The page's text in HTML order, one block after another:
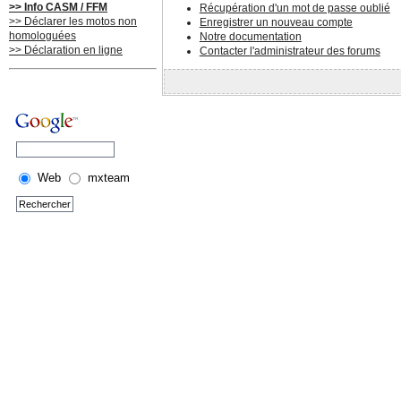
>> Info CASM / FFM
>> Déclarer les motos non
homologuées
>> Déclaration en ligne
Web mxteam
Récupération d'un mot de passe oublié
Enregistrer un nouveau compte
Notre documentation
Contacter l'administrateur des forums